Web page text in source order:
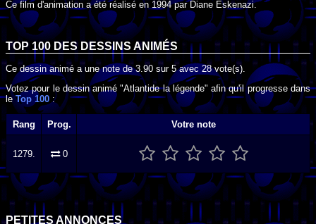
Ce film d'animation a été réalisé en 1994parDiane Eskenazi.
TOP 100 DES DESSINS ANIMÉS
Ce dessin animé a une note de3.90 sur 5avec 28vote(s).
Votez pour le dessin animé "Atlantide la légende" afin qu'il progresse dans
leTop 100 :
Rang Prog. Votre note
1279. 0
PETITES ANNONCES